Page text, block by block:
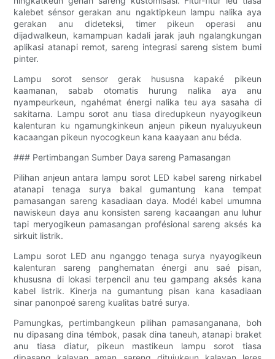
kalebet sénsor gerakan anu ngaktipkeun lampu nalika aya
gerakan anu dideteksi, timer pikeun operasi anu
dijadwalkeun, kamampuan kadali jarak jauh ngalangkungan
aplikasi atanapi remot, sareng integrasi sareng sistem bumi
pinter.
Lampu sorot sensor gerak hususna kapaké pikeun
kaamanan, sabab otomatis hurung nalika aya anu
nyampeurkeun, ngahémat énergi nalika teu aya sasaha di
sakitarna. Lampu sorot anu tiasa diredupkeun nyayogikeun
kalenturan ku ngamungkinkeun anjeun pikeun nyaluyukeun
kacaangan pikeun nyocogkeun kana kaayaan anu béda.
### Pertimbangan Sumber Daya sareng Pamasangan
Pilihan anjeun antara lampu sorot LED kabel sareng nirkabel
atanapi tenaga surya bakal gumantung kana tempat
pamasangan sareng kasadiaan daya. Modél kabel umumna
nawiskeun daya anu konsisten sareng kacaangan anu luhur
tapi meryogikeun pamasangan profésional sareng aksés ka
sirkuit listrik.
Lampu sorot LED anu nganggo tenaga surya nyayogikeun
kalenturan sareng panghematan énergi anu saé pisan,
khususna di lokasi terpencil anu teu gampang aksés kana
kabel listrik. Kinerja na gumantung pisan kana kasadiaan
sinar panonpoé sareng kualitas batré surya.
Pamungkas, pertimbangkeun pilihan pamasanganana, boh
nu dipasang dina témbok, pasak dina taneuh, atanapi braket
anu tiasa diatur, pikeun mastikeun lampu sorot tiasa